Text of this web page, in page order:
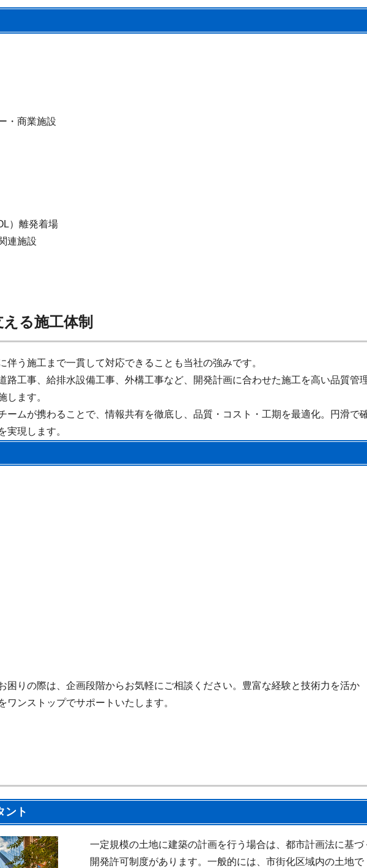
・商業施設
）離発着場
連施設
る施工体制
伴う施工まで一貫して対応できることも当社の強みです。
路工事、給排水設備工事、外構工事など、開発計画に合わせた施工を高い品質管
します。
ームが携わることで、情報共有を徹底し、品質・コスト・工期を最適化。円滑で
実現します。
困りの際は、企画段階からお気軽にご相談ください。豊富な経験と技術力を活か
ワンストップでサポートいたします。
ント
一定規模の土地に建築の計画を行う場合は、都市計画法に基づ
開発許可制度があります。一般的には、市街化区域内の土地で